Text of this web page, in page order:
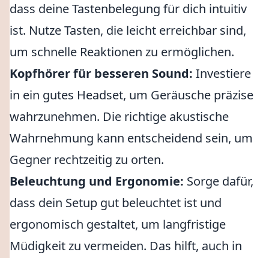
dass deine Tastenbelegung für dich intuitiv
ist. Nutze Tasten, die leicht erreichbar sind,
um schnelle Reaktionen zu ermöglichen.
Kopfhörer für besseren Sound: Investiere
in ein gutes Headset, um Geräusche präzise
wahrzunehmen. Die richtige akustische
Wahrnehmung kann entscheidend sein, um
Gegner rechtzeitig zu orten.
Beleuchtung und Ergonomie: Sorge dafür,
dass dein Setup gut beleuchtet ist und
ergonomisch gestaltet, um langfristige
Müdigkeit zu vermeiden. Das hilft, auch in